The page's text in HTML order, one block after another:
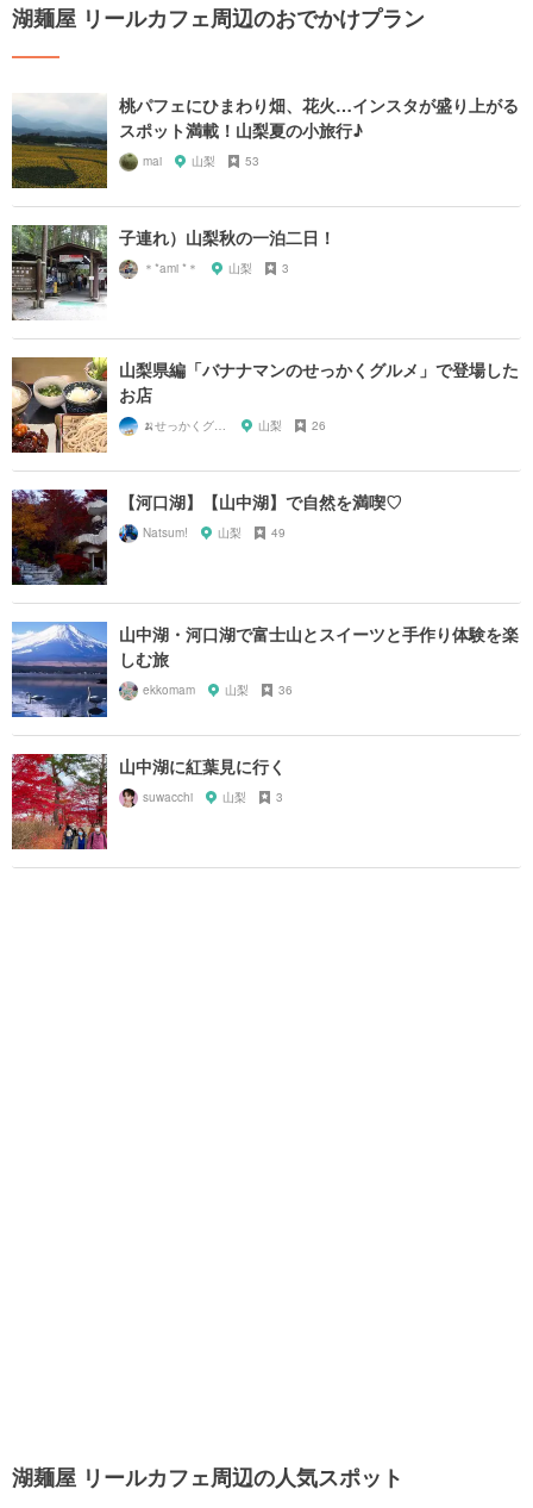
湖麺屋 リールカフェ周辺のおでかけプラン
桃パフェにひまわり畑、花火…インスタが盛り上がる
スポット満載！山梨夏の小旅行♪
mai 山梨 53
子連れ）山梨秋の一泊二日！
＊*ami *＊ 山梨 3
山梨県編「バナナマンのせっかくグルメ」で登場した
お店
山梨 26
【河口湖】【山中湖】で自然を満喫♡
Natsum! 山梨 49
山中湖・河口湖で富士山とスイーツと手作り体験を楽
しむ旅
ekkomam 山梨 36
山中湖に紅葉見に行く
suwacchi 山梨 3
湖麺屋 リールカフェ周辺の人気スポット